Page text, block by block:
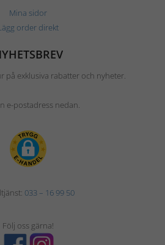
Mina sidor
order direkt
på exklusiva rabatter och nyheter.
e-postadress nedan.
033 – 16 99 50
Följ oss gärna!